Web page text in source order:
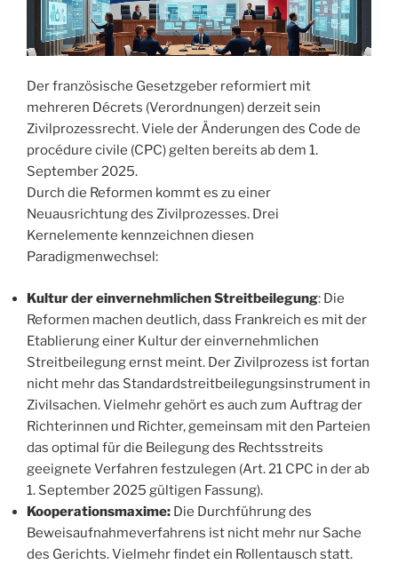
Der französische Gesetzgeber reformiert mit
mehreren Décrets (Verordnungen) derzeit sein
Zivilprozessrecht. Viele der Änderungen des Code de
procédure civile (CPC) gelten bereits ab dem 1.
September 2025.
Durch die Reformen kommt es zu einer
Neuausrichtung des Zivilprozesses. Drei
Kernelemente kennzeichnen diesen
Paradigmenwechsel:
Kultur der einvernehmlichen Streitbeilegung: Die
Reformen machen deutlich, dass Frankreich es mit der
Etablierung einer Kultur der einvernehmlichen
Streitbeilegung ernst meint. Der Zivilprozess ist fortan
nicht mehr das Standardstreitbeilegungsinstrument in
Zivilsachen. Vielmehr gehört es auch zum Auftrag der
Richterinnen und Richter, gemeinsam mit den Parteien
das optimal für die Beilegung des Rechtsstreits
geeignete Verfahren festzulegen (Art. 21 CPC in der ab
1. September 2025 gültigen Fassung).
Kooperationsmaxime: Die Durchführung des
Beweisaufnahmeverfahrens ist nicht mehr nur Sache
des Gerichts. Vielmehr findet ein Rollentausch statt.